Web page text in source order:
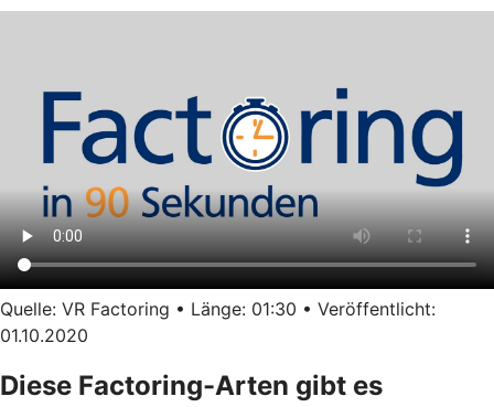
Quelle: VR Factoring • Länge: 01:30 • Veröffentlicht:
01.10.2020
Diese Factoring-Arten gibt es